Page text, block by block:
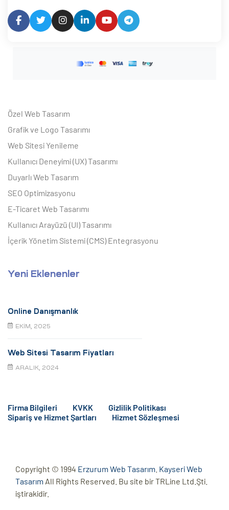
Özel Web Tasarım
Grafik ve Logo Tasarımı
Web Sitesi Yenileme
Kullanıcı Deneyimi (UX) Tasarımı
Duyarlı Web Tasarım
SEO Optimizasyonu
E-Ticaret Web Tasarımı
Kullanıcı Arayüzü (UI) Tasarımı
İçerik Yönetim Sistemi (CMS) Entegrasyonu
Yeni Eklenenler
Online Danışmanlık
EKIM, 2025
Web Sitesi Tasarım Fiyatları
ARALIK, 2024
Firma Bilgileri KVKK
Gizlilik Politikası
Sipariş ve Hizmet Şartları
Hizmet Sözleşmesi
Copyright © 1994 Erzurum Web Tasarım Kayseri Web
Tasarım All Rights Reserved. Bu site bir TRLine Ltd.Şti.
iştirakidir.